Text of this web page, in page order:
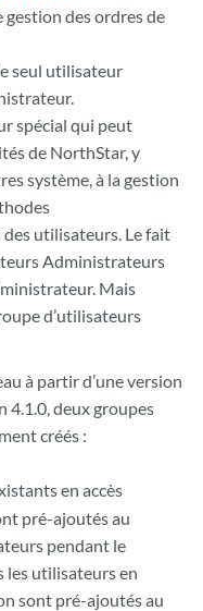
gestion des ordres de
seul utilisateur
spécial qui peut
de NorthStar, y
système, à la gestion
utilisateurs. Le fait
Administrateurs
Mais
d’utilisateurs
à partir d’une version
4.1.0, deux groupes
créés :
en accès
pré-ajoutés au
pendant le
les utilisateurs en
sont pré-ajoutés au